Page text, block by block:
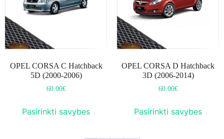
OPEL CORSA C Hatchback
5D (2000-2006)
60.00€
Pasirinkti savybes
OPEL CORSA D Hatchback
3D (2006-2014)
60.00€
Pasirinkti savybes